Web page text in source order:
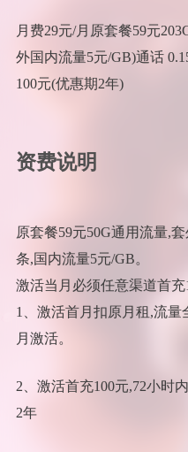
月费29元/月原套餐59元
外国内流量5元/GB)通话
100元(优惠期2年)
资费说明
原套餐59元50G通用流量,
条,国内流量5元/GB。
激活当月必须任意渠道首充
1、激活首月扣原月租,流量
月激活。
2、激活首充100元,72小时
2年